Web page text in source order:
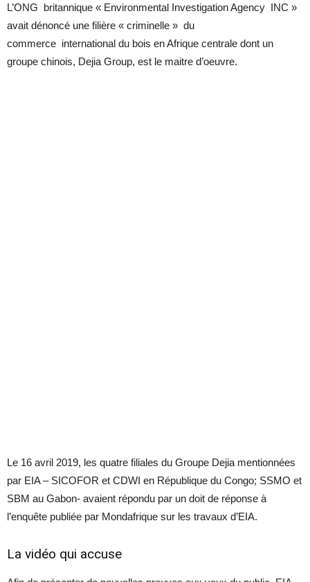
L’ONG britannique « Environmental Investigation Agency INC »
avait dénoncé une filière « criminelle » du
commerce international du bois en Afrique centrale dont un
groupe chinois, Dejia Group, est le maitre d’oeuvre.
Le 16 avril 2019, les quatre filiales du Groupe Dejia mentionnées
par EIA – SICOFOR et CDWI en République du Congo; SSMO et
SBM au Gabon- avaient répondu par un doit de réponse à
l’enquête publiée par Mondafrique sur les travaux d’EIA.
La vidéo qui accuse